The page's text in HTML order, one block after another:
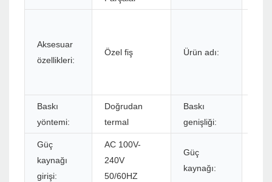
Aksesuar
özellikleri:
Özel fiş Ürün adı:
Baskı
yöntemi:
Doğrudan
termal
Baskı
genişliği:
Güç
kaynağı
girişi:
AC 100V-
240V
50/60HZ
Güç
kaynağı: